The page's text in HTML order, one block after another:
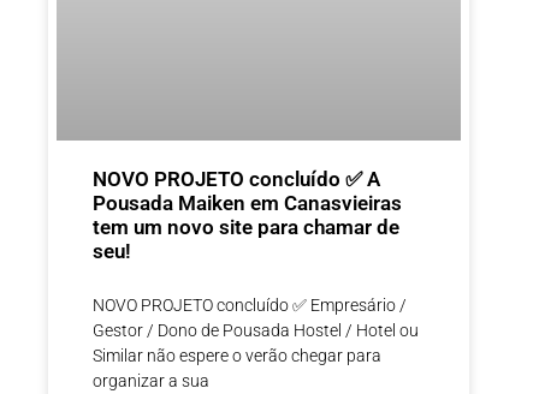
NOVO PROJETO concluído ✅ A
Pousada Maiken em Canasvieiras
tem um novo site para chamar de
seu!
NOVO PROJETO concluído ✅ Empresário /
Gestor / Dono de Pousada Hostel / Hotel ou
Similar não espere o verão chegar para
organizar a sua